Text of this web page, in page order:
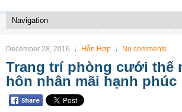
December 28, 2016 Hỗn Hợp No comments
Trang trí phòng cưới thế
hôn nhân mãi hạnh phúc